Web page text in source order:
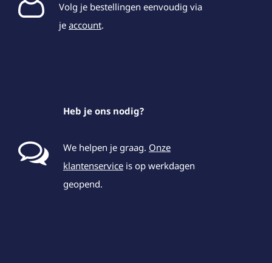
Volg je bestellingen eenvoudig via
je account.
Heb je ons nodig?
We helpen je graag. Onze
klantenservice is op werkdagen
geopend.